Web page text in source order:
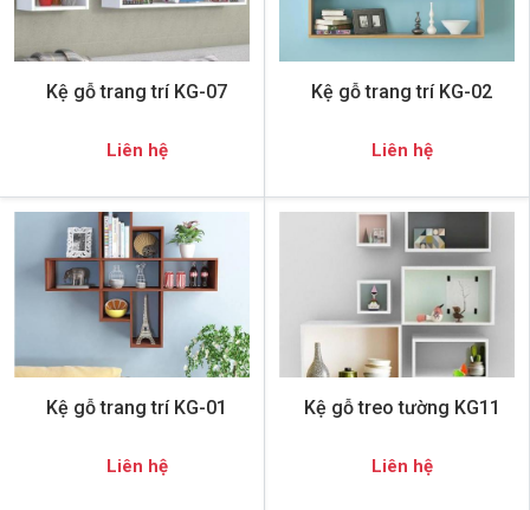
Kệ gỗ trang trí KG-07
Liên hệ
Kệ gỗ trang trí KG-02
Liên hệ
Kệ gỗ trang trí KG-01
Liên hệ
Kệ gỗ treo tường KG11
Liên hệ